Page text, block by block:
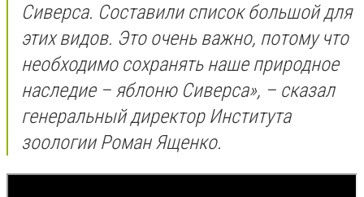
Сиверса. Составили список большой для
этих видов. Это очень важно, потому что
необходимо сохранять наше природное
наследие – яблоню Сиверса», – сказал
генеральный директор Института
зоологии Роман Ященко.